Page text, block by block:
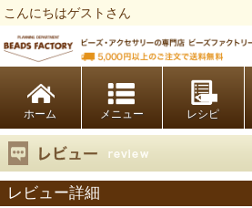
こんにちはゲストさん
ホーム レシピ
レビュー詳細